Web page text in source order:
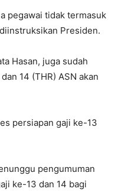
pegawai tidak termasuk
Presiden.
Hasan, juga sudah
14 (THR) ASN akan
persiapan gaji ke-13
pengumuman
ke-13 dan 14 bagi